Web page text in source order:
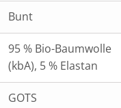
Bunt
95 % Bio-Baumwolle
(kbA), 5 % Elastan
GOTS